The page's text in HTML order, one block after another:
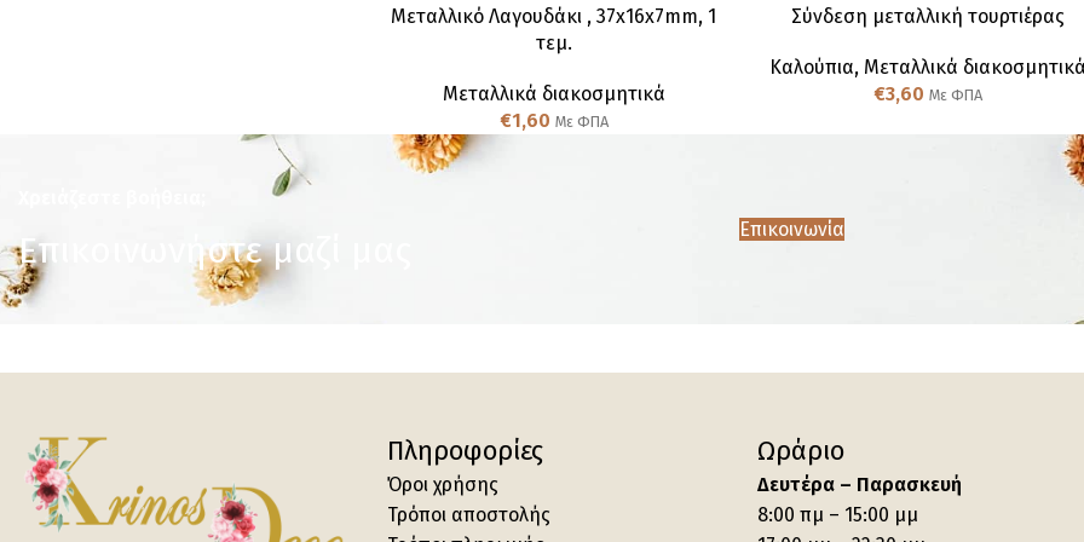
Μεταλλικό Λαγουδάκι , 37x16x7mm, 1
τεμ.
Μεταλλικά διακοσμητικά
€1,60 Με ΦΠΑ
Σύνδεση μεταλλική τουρτιέρας
Καλούπια, Μεταλλικά
€3,60 Με ΦΠΑ
Επικοινωνήστε μαζί μας Επικοινωνία
Πληροφορίες
Όροι χρήσης
Τρόποι αποστολής
Ωράριο
Δευτέρα – Παρασκευή
8:00 πμ – 15:00 μμ